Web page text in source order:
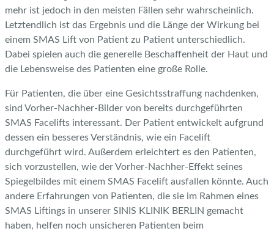
mehr ist jedoch in den meisten Fällen sehr wahrscheinlich.
Letztendlich ist das Ergebnis und die Länge der Wirkung bei
einem SMAS Lift von Patient zu Patient unterschiedlich.
Dabei spielen auch die generelle Beschaffenheit der Haut und
die Lebensweise des Patienten eine große Rolle.
Für Patienten, die über eine Gesichtsstraffung nachdenken,
sind Vorher-Nachher-Bilder von bereits durchgeführten
SMAS Facelifts interessant. Der Patient entwickelt aufgrund
dessen ein besseres Verständnis, wie ein Facelift
durchgeführt wird. Außerdem erleichtert es den Patienten,
sich vorzustellen, wie der Vorher-Nachher-Effekt seines
Spiegelbildes mit einem SMAS Facelift ausfallen könnte. Auch
andere Erfahrungen von Patienten, die sie im Rahmen eines
SMAS Liftings in unserer SINIS KLINIK BERLIN gemacht
haben, helfen noch unsicheren Patienten beim